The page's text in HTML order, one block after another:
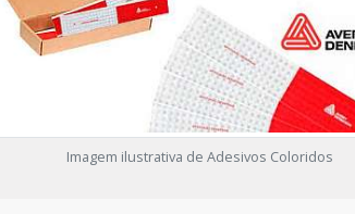
Imagem ilustrativa de Adesivos Coloridos